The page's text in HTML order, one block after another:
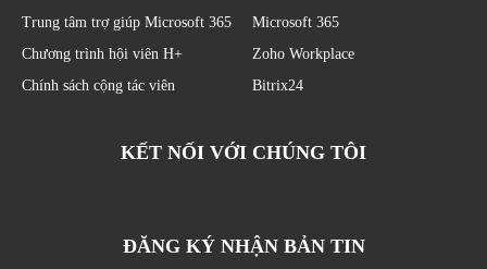
Trung tâm trợ giúp Microsoft 365
Chương trình hội viên H+
Chính sách cộng tác viên
Microsoft 365
Zoho Workplace
Bitrix24
KẾT NỐI VỚI CHÚNG TÔI
ĐĂNG KÝ NHẬN BẢN TIN